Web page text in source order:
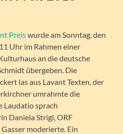
Preiswurde am Sonntag, den
Uhr im Rahmen einer
an die deutsche
übergeben. Die
las aus Lavant Texten, der
umrahmte die
Laudatio sprach
Daniela Strigl, ORF
moderierte. Ein